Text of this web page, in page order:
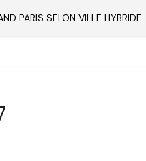
PARIS SELON VILLE HYBRIDE